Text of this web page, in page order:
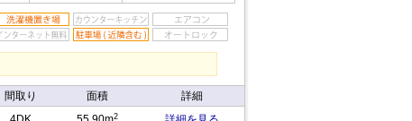
間取り 面積
詳細
2